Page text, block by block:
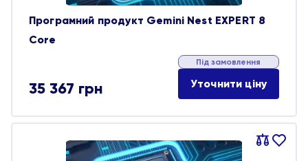
Програмний продукт Gemini Nest EXPERT 8
Core
35 367 грн
Під замовлення
Уточнити ціну
Порівняти
В